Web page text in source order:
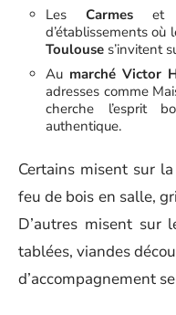
Les Carmes
d’établissements où
Toulouse s’invitent
Au marché Victor
adresses comme
cherche l’esprit
authentique.
Certains misent sur
feu de bois en salle,
D’autres misent sur
tablées, viandes
d’accompagnement